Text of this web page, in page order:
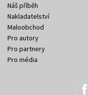
Náš příběh
Nakladatelství
Maloobchod
Pro autory
Pro partnery
Pro média